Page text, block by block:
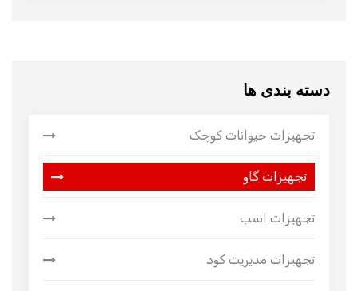
دسته بندی ها
تجهیزات حیوانات کوچک
تجهیزات گاو
تجهیزات اسب
تجهیزات مدیریت کود